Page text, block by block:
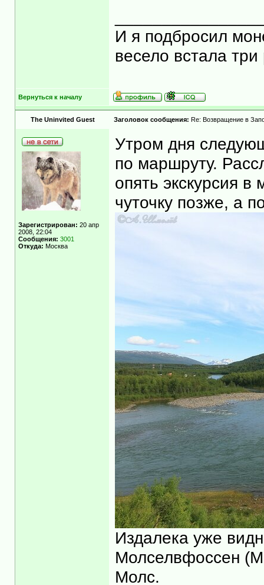
И я подбросил
весело встала
Вернуться к началу
The Uninvited Guest Заголовок сообщения: Re: Возвращение в
Зарегистрирован: 20 апр
2008, 22:04
Сообщения: 3001
Откуда: Москва
Утром дня
по маршруту.
опять экскурсия в
чуточку позже, а
Издалека уже
Молселвфоссен
Молс.